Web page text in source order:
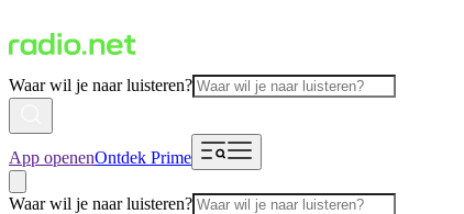
Waar wil je naar luisteren?
App openenOntdek Prime
Waar wil je naar luisteren?